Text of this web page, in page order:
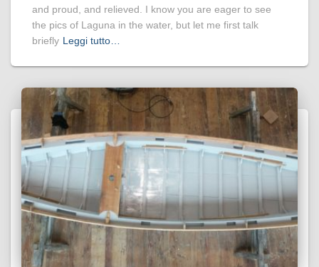
and proud, and relieved. I know you are eager to see
the pics of Laguna in the water, but let me first talk
briefly Leggi tutto…